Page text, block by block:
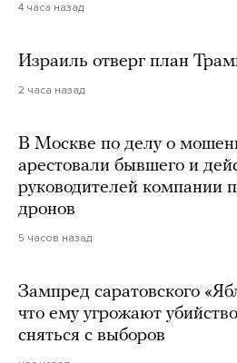
4 часа назад
Израиль отверг план
2 часа назад
В Москве по делу о
арестовали бывшего и
руководителей компании
дронов
5 часов назад
Зампред саратовского
что ему угрожают
сняться с выборов